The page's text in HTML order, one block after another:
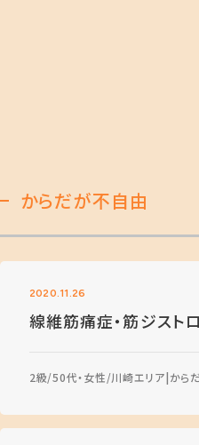
からだが不自由
2020.11.26
線維筋痛症・筋ジスト
2級 50代・女性 川崎エリア から